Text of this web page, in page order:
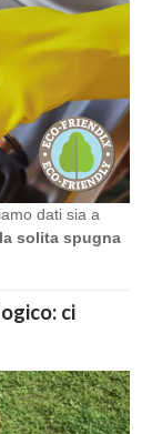
dati sia a
solita spugna
ci